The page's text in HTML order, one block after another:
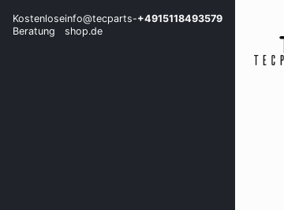
Kostenlose
Beratung
info@tecparts-
shop.de
+4915118493579